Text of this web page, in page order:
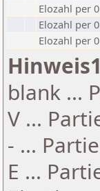
Elozahl per
Elozahl per
Elozahl per
Hinweis1
blank ...
V ...
- ...
E ...